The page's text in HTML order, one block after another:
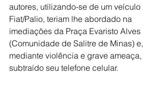
autores, utilizando-se de um veículo
Fiat/Palio, teriam lhe abordado na
imediações da Praça Evaristo Alves
(Comunidade de Salitre de Minas) e,
mediante violência e grave ameaça,
subtraído seu telefone celular.